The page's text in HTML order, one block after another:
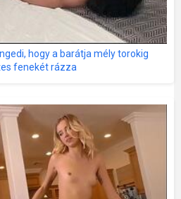
hogy a barátja mély torokig
fenekét rázza